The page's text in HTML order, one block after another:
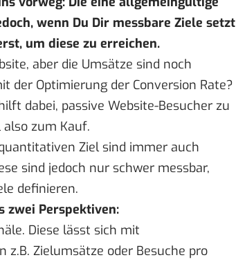
wenn Du Dir messbare Ziele setzt
um diese zu erreichen.
aber die Umsätze sind noch
der Optimierung der Conversion Rate?
dabei, passive Website-Besucher zu
zum Kauf.
Ziel sind immer auch
sind jedoch nur schwer messbar,
definieren.
zwei Perspektiven:
Diese lässt sich mit
z.B. Zielumsätze oder Besuche pro